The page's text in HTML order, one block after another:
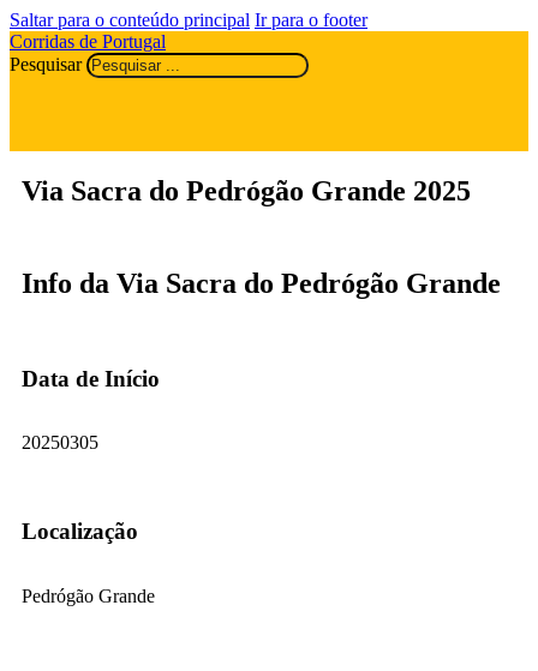
Saltar para o conteúdo principal Ir para o footer
Corridas de Portugal
Pesquisar
Via Sacra do Pedrógão Grande 2025
Info da Via Sacra do Pedrógão Grande
Data de Início
20250305
Localização
Pedrógão Grande